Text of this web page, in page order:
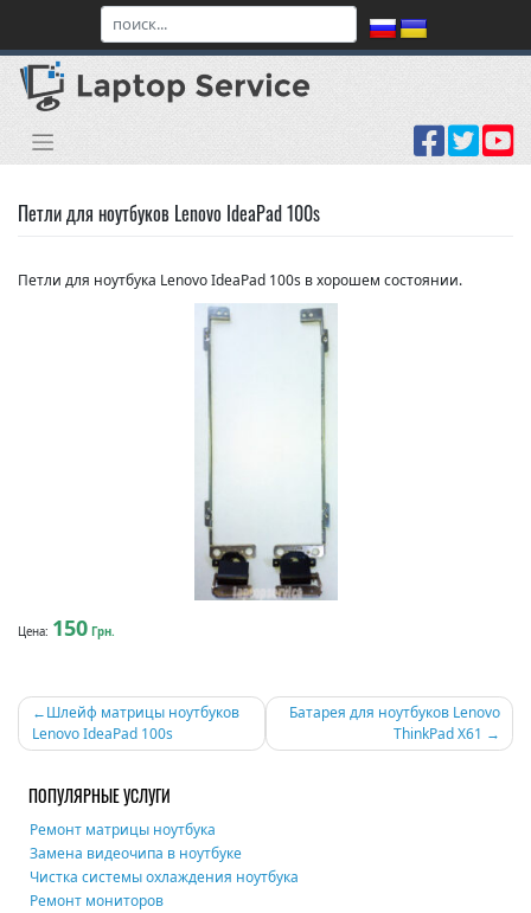
content
Петли для ноутбуков Lenovo IdeaPad 100s
Петли для ноутбука Lenovo IdeaPad 100s в хорошем состоянии.
Цена: 150 Грн.
Навигация
по
записям
Шлейф матрицы ноутбуков
Lenovo IdeaPad 100s
Батарея для ноутбуков Lenovo
ThinkPad X61
ПОПУЛЯРНЫЕ УСЛУГИ
Ремонт матрицы ноутбука
Замена видеочипа в ноутбуке
Чистка системы охлаждения ноутбука
Ремонт мониторов